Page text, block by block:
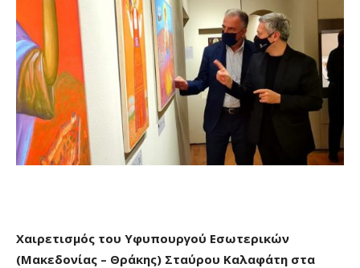
Χαιρετισμός του Υφυπουργού Εσωτερικών
(Μακεδονίας – Θράκης) Σταύρου Καλαφάτη στα